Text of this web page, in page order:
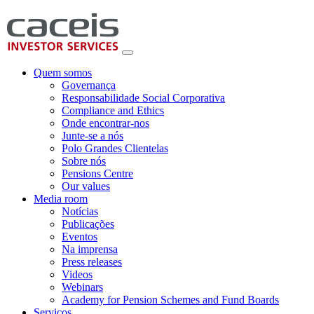
Quem somos
Governança
Responsabilidade Social Corporativa
Compliance and Ethics
Onde encontrar-nos
Junte-se a nós
Polo Grandes Clientelas
Sobre nós
Pensions Centre
Our values
Media room
Notícias
Publicações
Eventos
Na imprensa
Press releases
Videos
Webinars
Academy for Pension Schemes and Fund Boards